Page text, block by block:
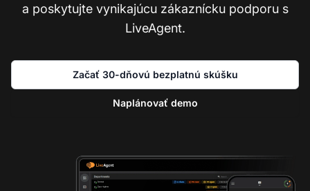
a poskytujte vynikajúcu zákaznícku podporu s
LiveAgent.
Začať 30-dňovú bezplatnú skúšku
Naplánovať demo